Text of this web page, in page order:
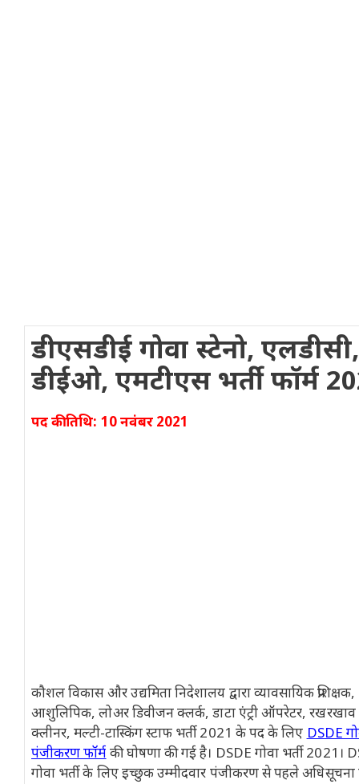
डीएसडीई गोवा स्टेनो, एलडीसी,
डीईओ, एमटीएस भर्ती फॉर्म
पद की तिथि: 10 नवंबर 2021
कौशल विकास और उद्यमिता निदेशालय द्वारा व्यावसायिक प्रशिक्षक,
आशुलिपिक, लोअर डिवीजन क्लर्क, डाटा एंट्री ऑपरेटर,
क्लीनर, मल्टी-टास्किंग स्टाफ भर्ती 2021 के पद के लिए DSDE
पंजीकरण फॉर्म की घोषणा की गई है। DSDE गोवा भर्ती 2021।
गोवा भर्ती के लिए इच्छुक उम्मीदवार पंजीकरण से पहले